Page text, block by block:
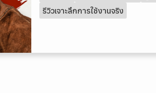
รีวิวเจาะลึกการใช้งานจริง